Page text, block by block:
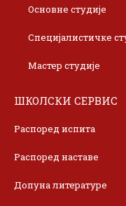
Основне студије
Специјалистичке
Мастер студије
ШКОЛСКИ СЕРВИС
Распоред испита
Распоред наставе
Допуна литературе